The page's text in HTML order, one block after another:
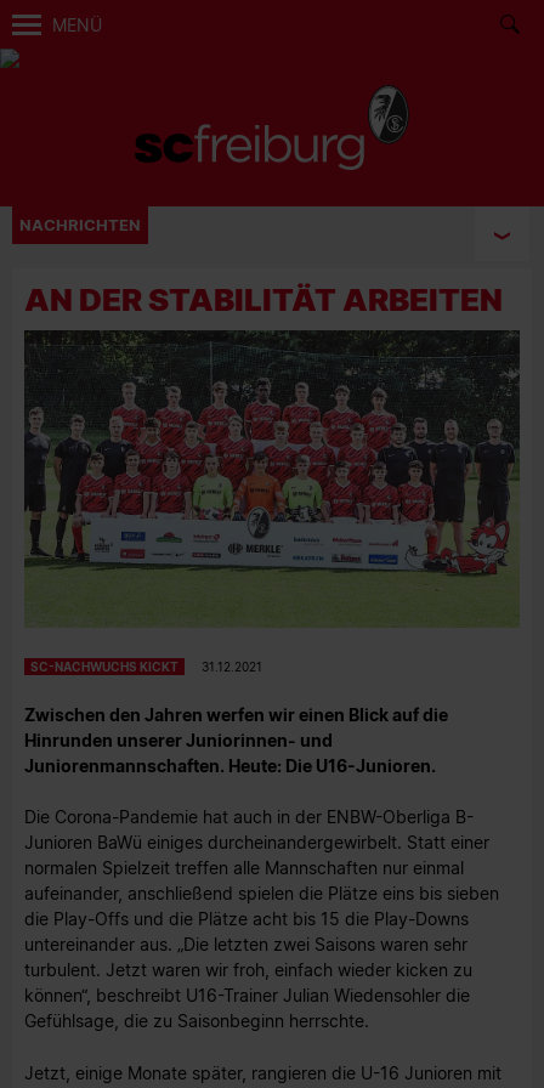
MENÜ
NACHRICHTEN
AN DER STABILITÄT ARBEITEN
SC-NACHWUCHS KICKT 31.12.2021
Zwischen den Jahren werfen wir einen Blick auf die
Hinrunden unserer Juniorinnen- und
Juniorenmannschaften. Heute: Die U16-Junioren.
Die Corona-Pandemie hat auch in der ENBW-Oberliga B-
Junioren BaWü einiges durcheinandergewirbelt. Statt einer
normalen Spielzeit treffen alle Mannschaften nur einmal
aufeinander, anschließend spielen die Plätze eins bis sieben
die Play-Offs und die Plätze acht bis 15 die Play-Downs
untereinander aus. „Die letzten zwei Saisons waren sehr
turbulent. Jetzt waren wir froh, einfach wieder kicken zu
können“, beschreibt U16-Trainer Julian Wiedensohler die
Gefühlsage, die zu Saisonbeginn herrschte.
Jetzt, einige Monate später, rangieren die U-16 Junioren mit